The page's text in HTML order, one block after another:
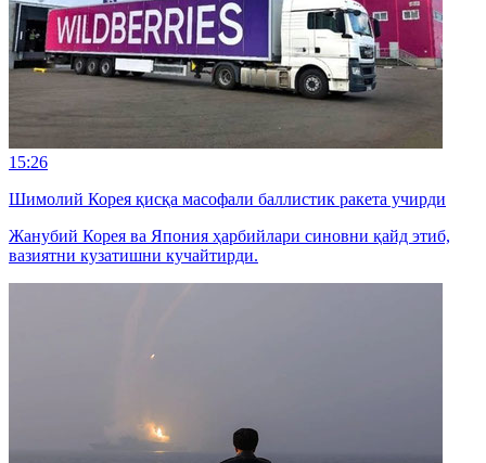
15:26
Шимолий Корея қисқа масофали баллистик ракета учирди
Жанубий Корея ва Япония ҳарбийлари синовни қайд этиб,
вазиятни кузатишни кучайтирди.